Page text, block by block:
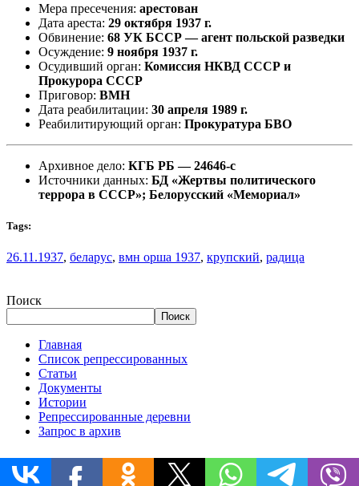
Мера пресечения: арестован
Дата ареста: 29 октября 1937 г.
Обвинение: 68 УК БССР — агент польской разведки
Осуждение: 9 ноября 1937 г.
Осудивший орган: Комиссия НКВД СССР и
Прокурора СССР
Приговор: ВМН
Дата реабилитации: 30 апреля 1989 г.
Реабилитирующий орган: Прокуратура БВО
Архивное дело: КГБ РБ — 24646-с
Источники данных: БД «Жертвы политического
террора в СССР»; Белорусский «Мемориал»
Tags:
26.11.1937, беларус, вмн орша 1937, крупский, радица
Поиск
Поиск
Главная
Список репрессированных
Статьи
Документы
Истории
Репрессированные деревни
Запрос в архив